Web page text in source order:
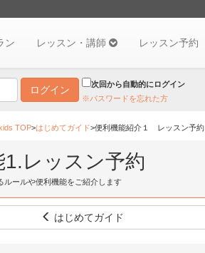
ン レッスン・講師 レッスン予約
次回から自動的にログイン
※パスワードを忘れた方
TOP>はじめてガイド>便利機能紹介１ レッスン予約
1.レッスン予約
ルールや便利機能をご紹介します
はじめてガイド